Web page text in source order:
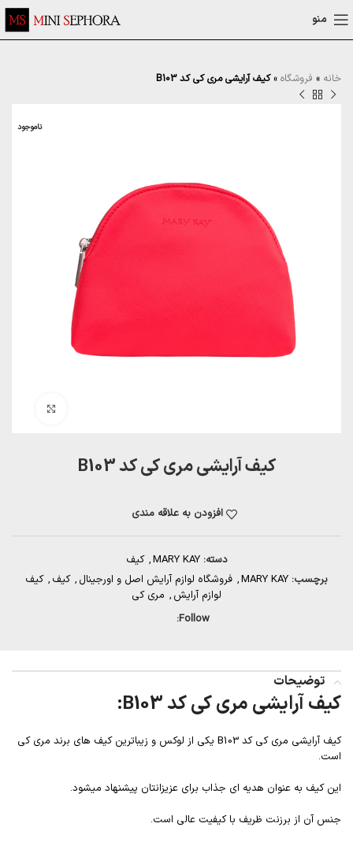
منو
خانه » فروشگاه »کیف آرایشی مری کی کد B103
ناموجود
کیف آرایشی مری کی کد B103
افزودن به علاقه مندی
دسته: MARY KAY
, کیف
برچسب: MARY KAY
, فروشگاه لوازم آرایش اصل و اورجینال , کیف , کیف
لوازم آرایش , مری کی
Follow:
توضیحات
کیف آرایشی مری کی کد B103:
کیف آرایشی مری کی کد B103 یکی از لوکس و زیباترین کیف های برند مری کی
است.
این کیف به عنوان هدیه ای جذاب برای عزیزانتان پیشنهاد میشود.
جنس آن از برزنت ظریف با کیفیت عالی است.